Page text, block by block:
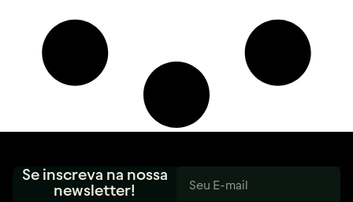
Se inscreva na nossa
newsletter!